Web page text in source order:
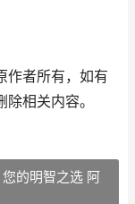
作者所有，如有
相关内容。
的明智之选 阿